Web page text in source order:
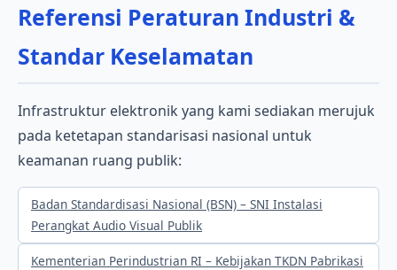
Referensi Peraturan Industri &
Standar Keselamatan
Infrastruktur elektronik yang kami sediakan merujuk
pada ketetapan standarisasi nasional untuk
keamanan ruang publik:
Badan Standardisasi Nasional (BSN) – SNI Instalasi
Perangkat Audio Visual Publik
Kementerian Perindustrian RI – Kebijakan TKDN Pabrikasi